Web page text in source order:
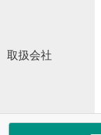
取扱会社